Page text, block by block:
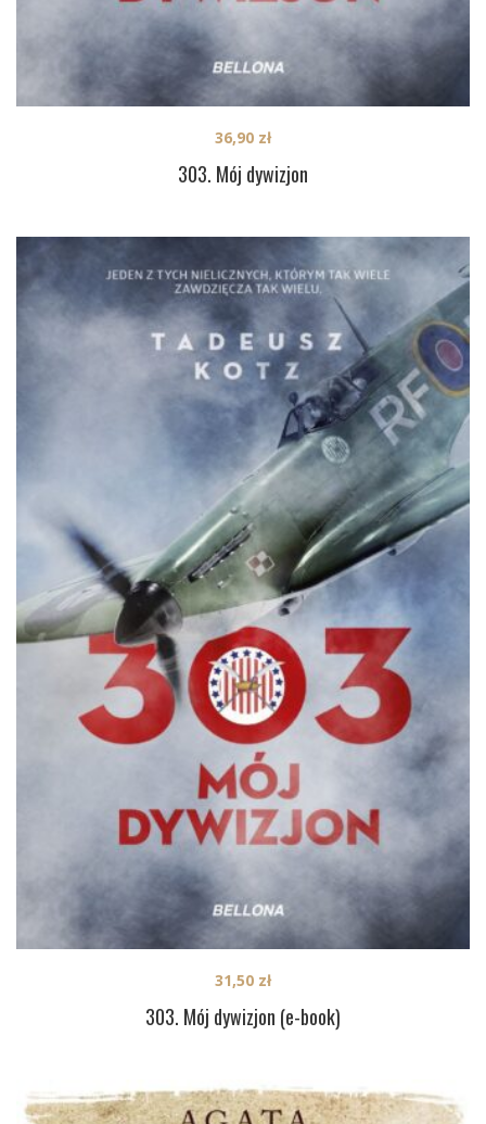
303. Mój dywizjon
36,90 zł
303. Mój dywizjon (e-book)
31,50 zł